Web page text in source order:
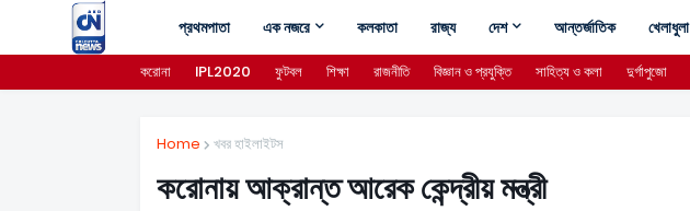
প্রথমপাতা এক নজরে কলকাতা রাজ্য দেশ আন্তর্জাতিক খেলাধুলা
করোনা IPL2020 ফুটবল শিক্ষা রাজনীতি বিজ্ঞান ও প্রযুক্তি সাহিত্য ও কলা দুর্গাপুজো
Home খবর হাইলাইটস
করোনায় আক্রান্ত আরেক কেন্দ্রীয় মন্ত্রী